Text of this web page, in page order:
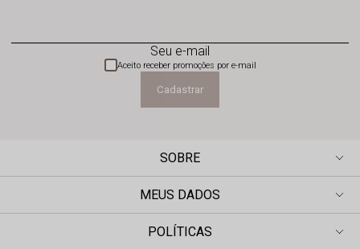
Seu e-mail
Cadastrar
Aceito receber promoções por e-mail
SOBRE
MEUS DADOS
POLÍTICAS